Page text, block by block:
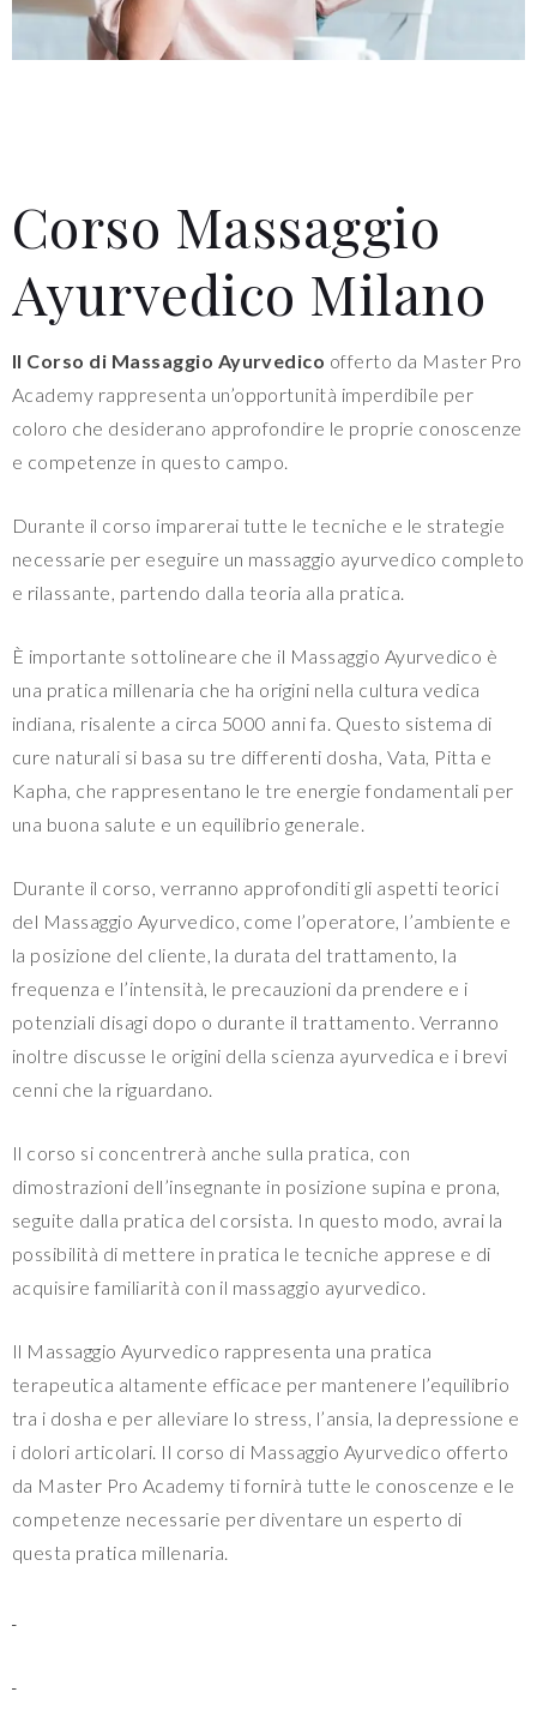
Corso Massaggio
Ayurvedico Milano
Il Corso di Massaggio Ayurvedico offerto da Master Pro
Academy rappresenta un’opportunità imperdibile per
coloro che desiderano approfondire le proprie conoscenze
e competenze in questo campo.
Durante il corso imparerai tutte le tecniche e le strategie
necessarie per eseguire un massaggio ayurvedico completo
e rilassante, partendo dalla teoria alla pratica.
È importante sottolineare che il Massaggio Ayurvedico è
una pratica millenaria che ha origini nella cultura vedica
indiana, risalente a circa 5000 anni fa. Questo sistema di
cure naturali si basa su tre differenti dosha, Vata, Pitta e
Kapha, che rappresentano le tre energie fondamentali per
una buona salute e un equilibrio generale.
Durante il corso, verranno approfonditi gli aspetti teorici
del Massaggio Ayurvedico, come l’operatore, l’ambiente e
la posizione del cliente, la durata del trattamento, la
frequenza e l’intensità, le precauzioni da prendere e i
potenziali disagi dopo o durante il trattamento. Verranno
inoltre discusse le origini della scienza ayurvedica e i brevi
cenni che la riguardano.
Il corso si concentrerà anche sulla pratica, con
dimostrazioni dell’insegnante in posizione supina e prona,
seguite dalla pratica del corsista. In questo modo, avrai la
possibilità di mettere in pratica le tecniche apprese e di
acquisire familiarità con il massaggio ayurvedico.
Il Massaggio Ayurvedico rappresenta una pratica
terapeutica altamente efficace per mantenere l’equilibrio
tra i dosha e per alleviare lo stress, l’ansia, la depressione e
i dolori articolari. Il corso di Massaggio Ayurvedico offerto
da Master Pro Academy ti fornirà tutte le conoscenze e le
competenze necessarie per diventare un esperto di
questa pratica millenaria.